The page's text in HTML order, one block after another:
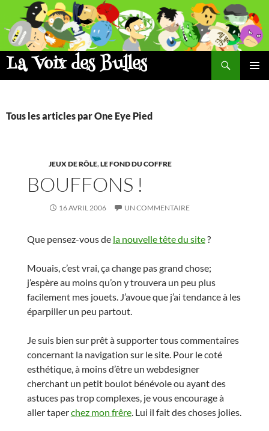
contenu
La Voix des Bulles
Recherche
Tous les articles par One Eye Pied
JEUX DE RÔLE,LE FOND DU COFFRE
BOUFFONS !
16 AVRIL 2006 UN COMMENTAIRE
Que pensez-vous de la nouvelle tête du site?
Mouais, c’est vrai, ça change pas grand chose;
j’espère au moins qu’on y trouvera un peu plus
facilement mes jouets. J’avoue que j’ai tendance à les
éparpiller un peu partout.
Je suis bien sur prêt à supporter tous commentaires
concernant la navigation sur le site. Pour le coté
esthétique, à moins d’être un webdesigner
cherchant un petit boulot bénévole ou ayant des
astuces pas trop complexes, je vous encourage à
aller taperchez mon frêre. Lui il fait des choses jolies.